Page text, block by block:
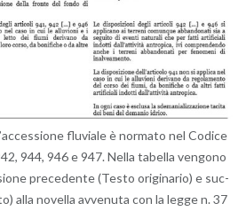
flu­via­le è nor­ma­to nel Co­di­ce
944, 946 e 947. Nella ta­bel­la ven­go­no
pre­ce­den­te (Testo ori­gi­na­rio) e suc­
alla no­vel­la av­ve­nu­ta con la legge n. 37